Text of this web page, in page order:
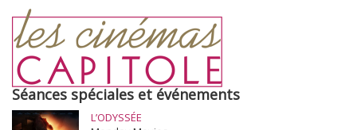
Séances spéciales et événements
L’ODYSSÉE